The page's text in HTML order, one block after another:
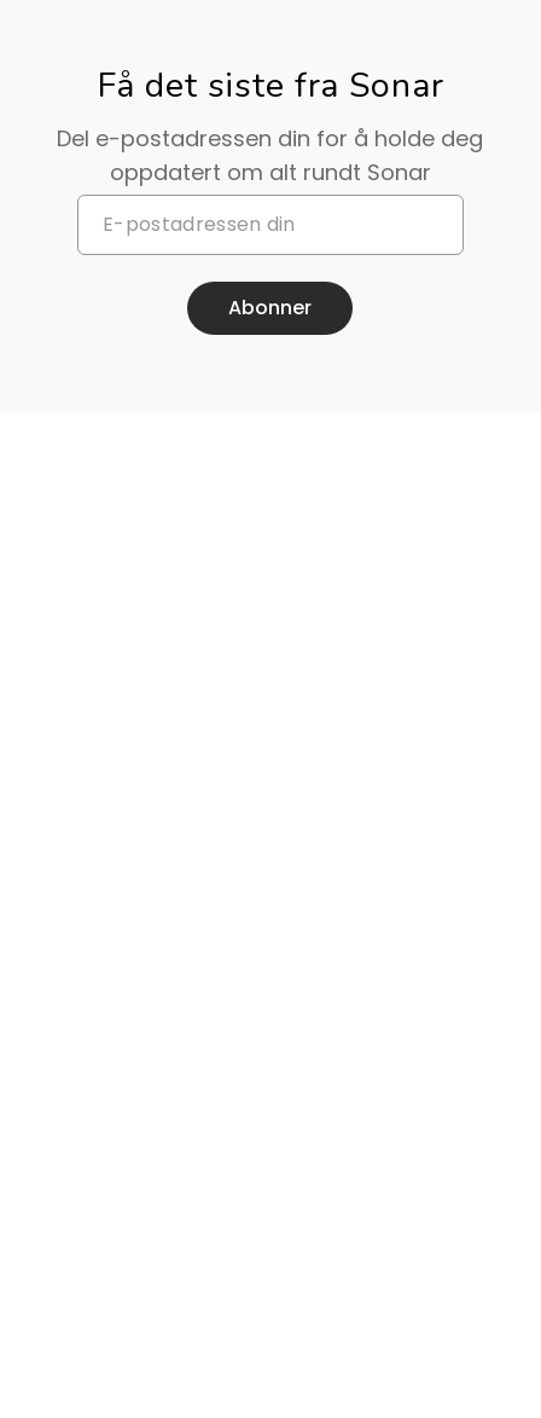
Få det siste fra Sonar
Del e-postadressen din for å holde deg
oppdatert om alt rundt Sonar
Abonner